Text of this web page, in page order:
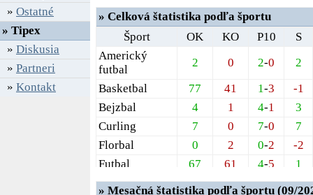
» Ostatné
» Tipex
» Diskusia
» Partneri
» Kontakt
» Celková štatistika podľa športu
Šport
OK KO P10
S
Americký
futbal
2 0 2-0
2
Basketbal
77 41 1-3
-1
Bejzbal
4 1 4-1
3
Curling
7 0 7-0
7
Florbal
0 2 0-2
-2
Futbal
67 61 4-5
1
Futsal
1 3 1-3
-2
» Mesačná štatistika podľa športu (09/